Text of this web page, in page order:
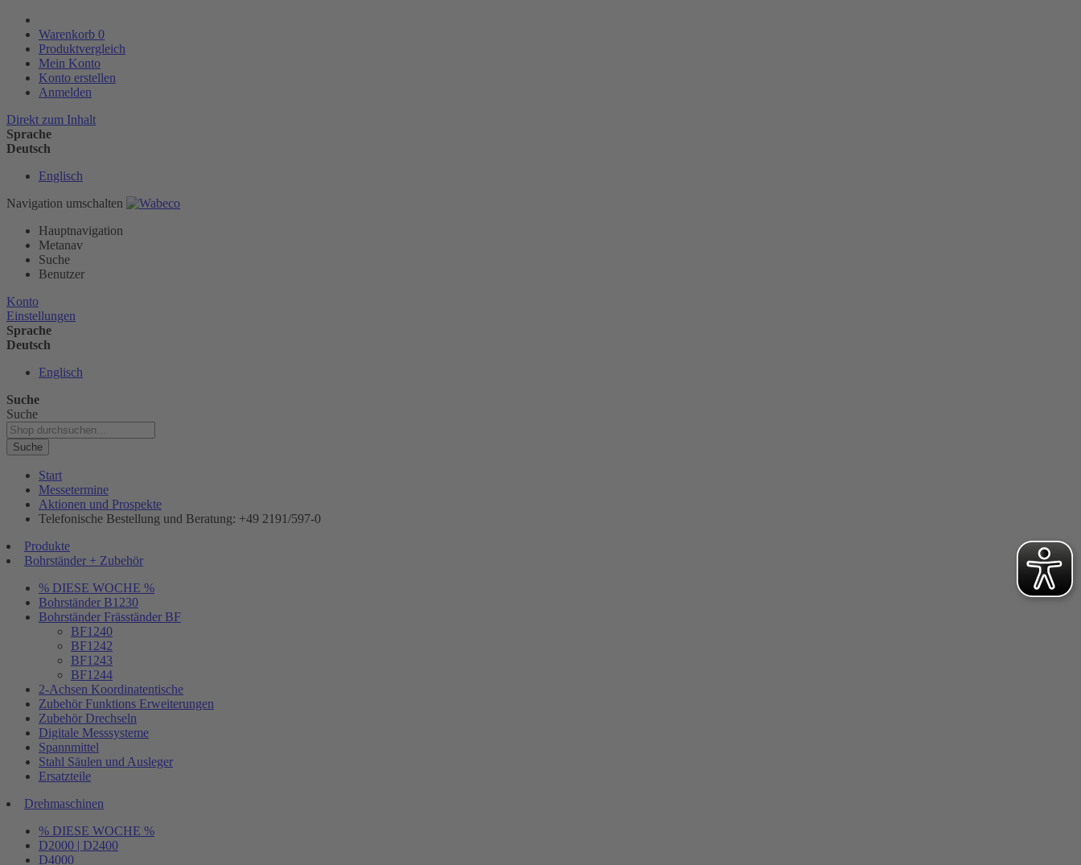
Warenkorb 0
Produktvergleich
Mein Konto
Konto erstellen
Anmelden
Direkt zum Inhalt
Sprache
Deutsch
Englisch
Navigation umschalten
Hauptnavigation
Metanav
Suche
Benutzer
Konto
Einstellungen
Sprache
Deutsch
Englisch
Suche
Suche
Suche
Start
Messetermine
Aktionen und Prospekte
Telefonische Bestellung und Beratung: +49 2191/597-0
Produkte
Bohrständer + Zubehör
% DIESE WOCHE %
Bohrständer B1230
Bohrständer Fräsständer BF
BF1240
BF1242
BF1243
BF1244
2-Achsen Koordinatentische
Zubehör Funktions Erweiterungen
Zubehör Drechseln
Digitale Messsysteme
Spannmittel
Stahl Säulen und Ausleger
Ersatzteile
Drehmaschinen
% DIESE WOCHE %
D2000 | D2400
D4000